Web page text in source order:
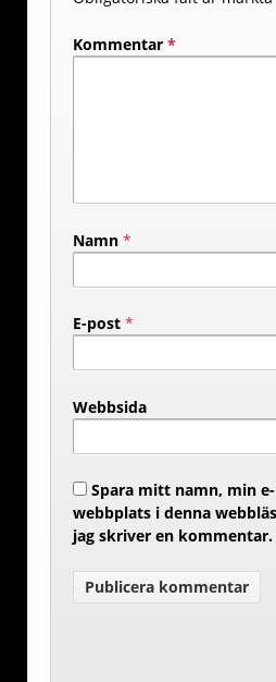
Kommentar *
Namn *
E-post *
Webbsida
Spara mitt namn, min
webbplats i denna
jag skriver en kommentar.